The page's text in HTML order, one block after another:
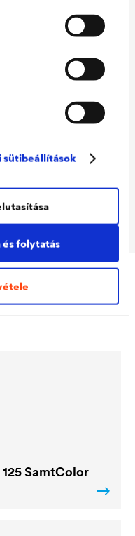
sütibeállítások
és folytatás
/ RAL 7035
/ ca. RAL 9006
L
125 SamtColor